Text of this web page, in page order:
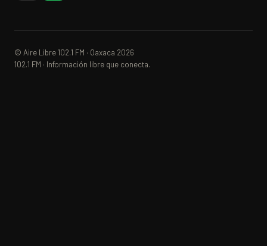
© Aire Libre 102.1 FM · Oaxaca 2026
102.1 FM · Información libre que conecta.